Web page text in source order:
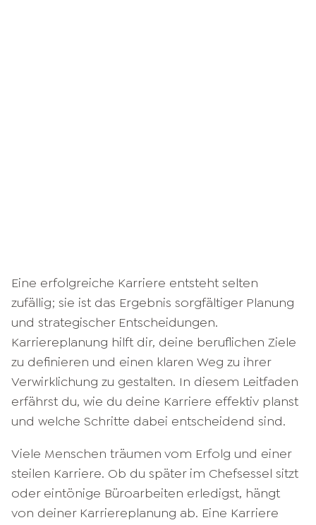
Eine erfolgreiche Karriere entsteht selten
zufällig; sie ist das Ergebnis sorgfältiger Planung
und strategischer Entscheidungen.
Karriereplanung hilft dir, deine beruflichen Ziele
zu definieren und einen klaren Weg zu ihrer
Verwirklichung zu gestalten. In diesem Leitfaden
erfährst du, wie du deine Karriere effektiv planst
und welche Schritte dabei entscheidend sind.
Viele Menschen träumen vom Erfolg und einer
steilen Karriere. Ob du später im Chefsessel sitzt
oder eintönige Büroarbeiten erledigst, hängt
von deiner Karriereplanung ab. Eine Karriere